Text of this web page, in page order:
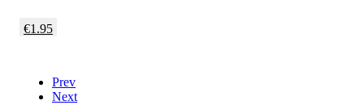
€1.95
Prev
Next